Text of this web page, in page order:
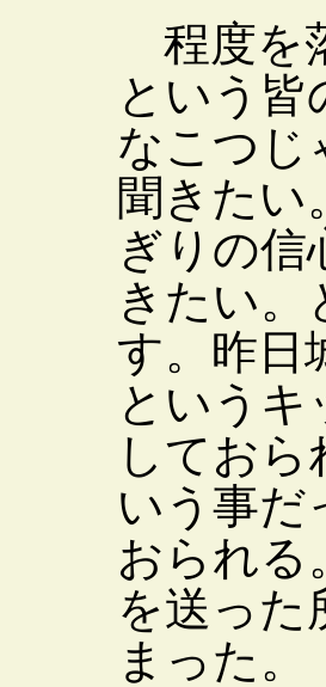
程度を
という皆
なこつじ
聞きたい
ぎりの信
きたい
す。昨日
という
してお
いう事だ
おられる
を送った
まった。